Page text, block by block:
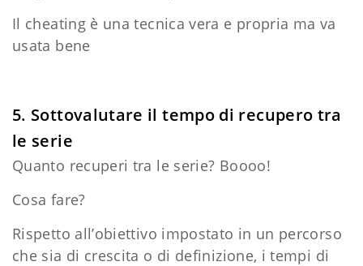
Il cheating è una tecnica vera e propria ma va
usata bene
5. Sottovalutare il tempo di recupero tra
le serie
Quanto recuperi tra le serie? Boooo!
Cosa fare?
Rispetto all’obiettivo impostato in un percorso
che sia di crescita o di definizione, i tempi di